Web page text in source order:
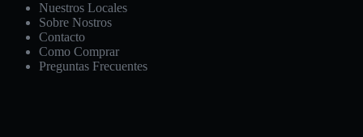
Nuestros Locales
Sobre Nostros
Contacto
Como Comprar
Preguntas Frecuentes